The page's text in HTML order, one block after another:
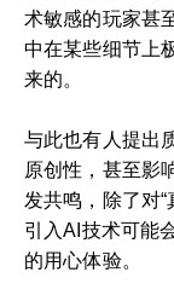
术敏感的玩家甚
中在某些细节上
来的。
与此也有人提出
原创性，甚至影
发共鸣，除了对
引入AI技术可能
的用心体验。